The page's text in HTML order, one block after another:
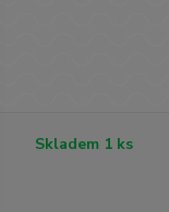
Skladem 1 ks